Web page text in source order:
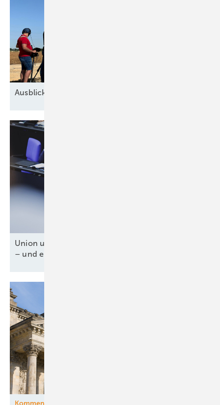
Ausblick der Windbranche: Was kommt 2026?
Union und SPD für Tankzuschuss und Steuererlass
– und ein fossiles
Kommentar